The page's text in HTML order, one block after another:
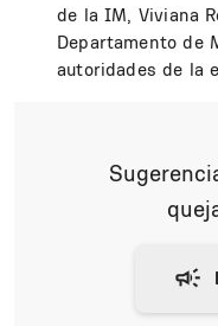
de la IM, Viviana
Departamento de
autoridades de la